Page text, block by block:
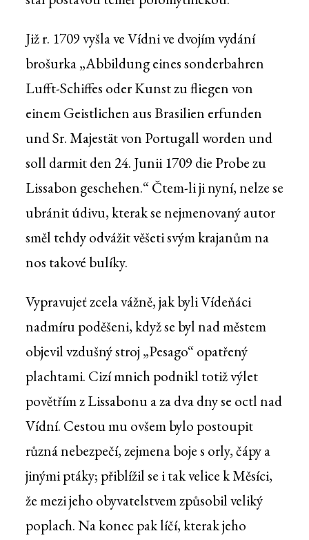
Již r. 1709 vyšla ve Vídni ve dvojím vydání
brošurka „Abbildung eines sonderbahren
Lufft-Schiffes oder Kunst zu fliegen von
einem Geistlichen aus Brasilien erfunden
und Sr. Majestät von Portugall worden und
soll darmit den 24. Junii 1709 die Probe zu
Lissabon geschehen.“ Čtem-li ji nyní, nelze se
ubránit údivu, kterak se nejmenovaný autor
směl tehdy odvážit věšeti svým krajanům na
nos takové bulíky.
Vypravujeť zcela vážně, jak byli Vídeňáci
nadmíru poděšeni, když se byl nad městem
objevil vzdušný stroj „Pesago“ opatřený
plachtami. Cizí mnich podnikl totiž výlet
povětřím z Lissabonu a za dva dny se octl nad
Vídní. Cestou mu ovšem bylo postoupit
různá nebezpečí, zejmena boje s orly, čápy a
jinými ptáky; přiblížil se i tak velice k Měsíci,
že mezi jeho obyvatelstvem způsobil veliký
poplach. Na konec pak líčí, kterak jeho